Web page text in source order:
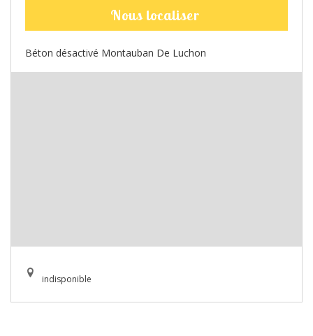
Nous localiser
Béton désactivé Montauban De Luchon
indisponible